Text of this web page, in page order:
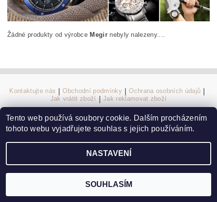
Žádné produkty od výrobce Megirnebyly nalezeny....
Kontaktujte nás Obchodní podmínky Ochrana osobních údajů
Jak vrátit zboží Jak reklamovat zboží
2026 ©Elegans.cz, všechna práva vyhrazena
Vytvořil Shoptet
Tento web používá soubory cookie. Dalším procházením
tohoto webu vyjadřujete souhlas s jejich používáním.
NASTAVENÍ
SOUHLASÍM